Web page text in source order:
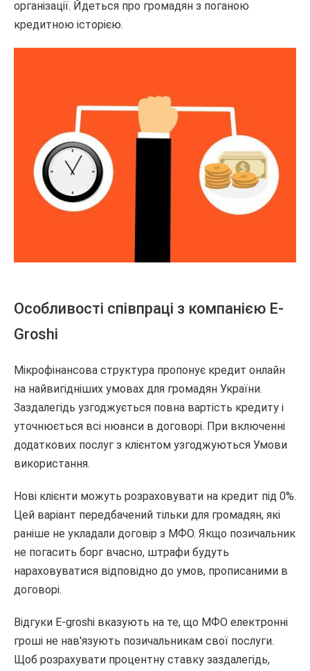
організації. Йдеться про громадян з поганою
кредитною історією.
Особливості співпраці з компанією E-
Groshi
Мікрофінансова структура пропонує кредит онлайн
на найвигідніших умовах для громадян України.
Заздалегідь узгоджується повна вартість кредиту і
уточнюється всі нюанси в договорі. При включенні
додаткових послуг з клієнтом узгоджуються Умови
використання.
Нові клієнти можуть розраховувати на кредит під 0%.
Цей варіант передбачений тільки для громадян, які
раніше не укладали договір з МФО. Якщо позичальник
не погасить борг вчасно, штрафи будуть
нараховуватися відповідно до умов, прописаними в
договорі.
Відгуки E-groshi вказують на те, що МФО електронні
гроші не нав'язують позичальникам свої послуги.
Щоб розрахувати процентну ставку заздалегідь,